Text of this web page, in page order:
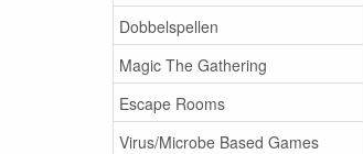
Dobbelspellen
Magic The Gathering
Escape Rooms
Virus/Microbe Based Games